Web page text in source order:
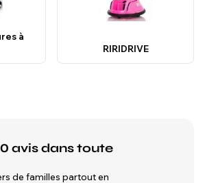
à
RIRIDRIVE
avis dans toute
de familles partout en